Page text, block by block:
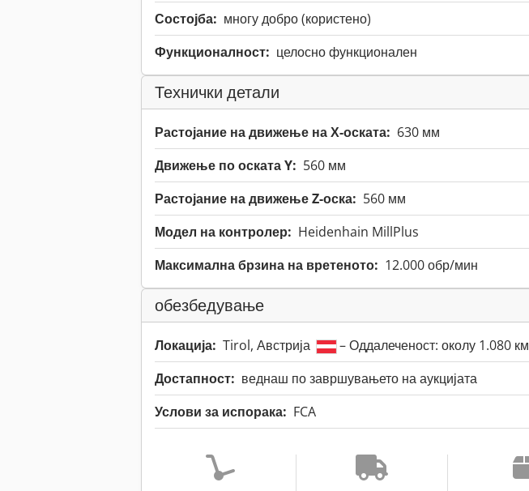
Состојба: многу добро (користено)
Функционалност: целосно функционален
Технички детали
Растојание на движење на Х-оската: 630 мм
Движење по оската Y: 560 мм
Растојание на движење Z-оска: 560 мм
Модел на контролер: Heidenhain MillPlus
Максимална брзина на вретеното: 12.000 обр/мин
обезбедување
Локација: Tirol, Австрија
– Оддалеченост: околу 1.080 км
Достапност: веднаш по завршувањето на аукцијата
Услови за испорака: FCA